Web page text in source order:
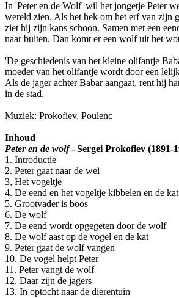
In 'Peter en de Wolf' wil het jongetje Peter
wereld zien. Als het hek om het erf van zijn
ziet hij zijn kans schoon. Samen met een
naar buiten. Dan komt er een wolf uit het
'De geschiedenis van het kleine olifantje
moeder van het olifantje wordt door een
Als de jager achter Babar aangaat, rent hij
in de stad.
Muziek: Prokofiev, Poulenc
Inhoud
Peter en de wolf- Sergei Prokofiev (1891-
1. Introductie
2. Peter gaat naar de wei
3, Het vogeltje
4. De eend en het vogeltje kibbelen en de
5. Grootvader is boos
6. De wolf
7. De eend wordt opgegeten door de wolf
8. De wolf aast op de vogel en de kat
9. Peter gaat de wolf vangen
10. De vogel helpt Peter
11. Peter vangt de wolf
12. Daar zijn de jagers
13. In optocht naar de dierentuin